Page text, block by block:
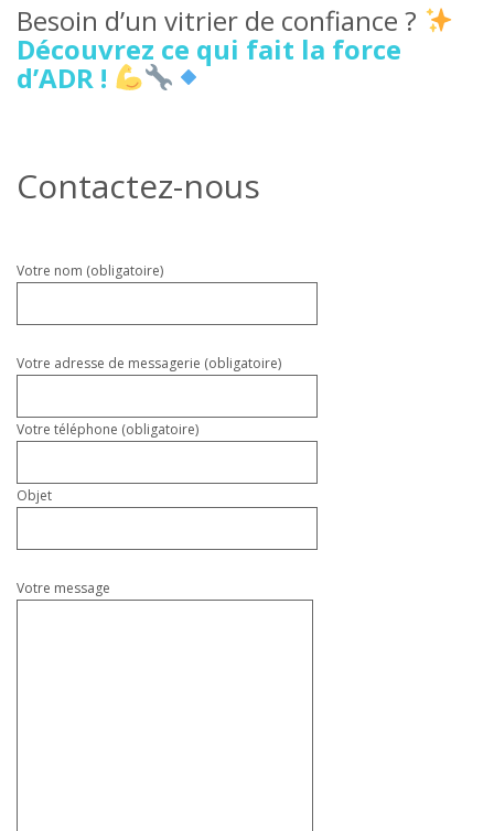
Besoin d’un vitrier de confiance ?
Découvrez ce qui fait la force
d’ADR !
Contactez-nous
Veuillez
vide.
Votre nom (obligatoire)
Votre adresse de messagerie (obligatoire)
Votre téléphone (obligatoire)
Objet
Votre message